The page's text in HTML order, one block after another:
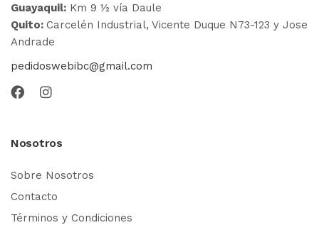
Guayaquil: Km 9 ½ vía Daule
Quito: Carcelén Industrial, Vicente Duque N73-123 y Jose
Andrade
pedidoswebibc@gmail.com
Nosotros
Sobre Nosotros
Contacto
Términos y Condiciones